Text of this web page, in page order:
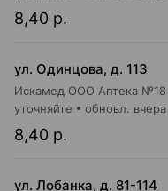
8,40 р.
ул. Одинцова, д. 113
Искамед ООО Аптека №18
8,40 р.
уточняйте обновл. вчера
ул. Лобанка, д. 81-114